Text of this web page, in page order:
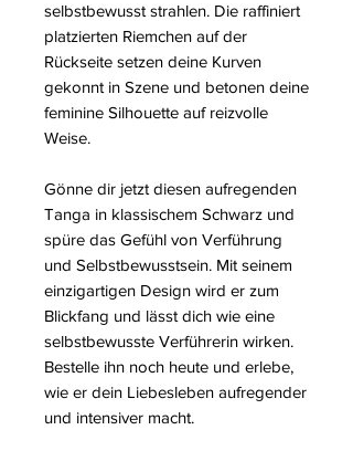
selbstbewusst strahlen. Die raffiniert
platzierten Riemchen auf der
Rückseite setzen deine Kurven
gekonnt in Szene und betonen deine
feminine Silhouette auf reizvolle
Weise.
Gönne dir jetzt diesen aufregenden
Tanga in klassischem Schwarz und
spüre das Gefühl von Verführung
und Selbstbewusstsein. Mit seinem
einzigartigen Design wird er zum
Blickfang und lässt dich wie eine
selbstbewusste Verführerin wirken.
Bestelle ihn noch heute und erlebe,
wie er dein Liebesleben aufregender
und intensiver macht.